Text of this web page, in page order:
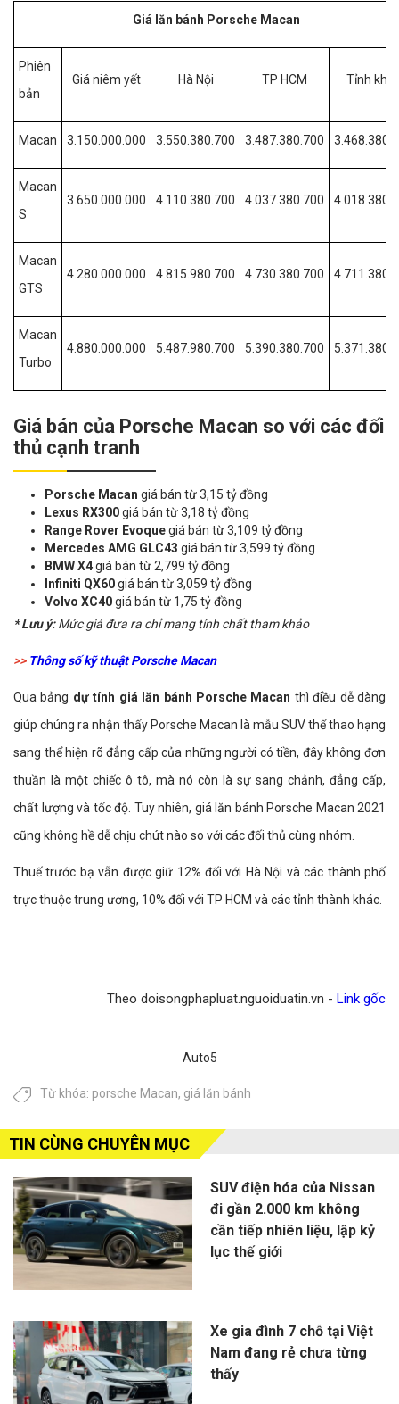
Giá lăn bánh Porsche Macan
Phiên
bản
Giá niêm yết Hà Nội TP HCM Tỉnh
Macan 3.150.000.000 3.550.380.700 3.487.380.700
Macan
S
3.650.000.000 4.110.380.700 4.037.380.700
Macan
GTS
4.280.000.000 4.815.980.700 4.730.380.700
Macan
Turbo
4.880.000.000 5.487.980.700 5.390.380.700
Giá bán của Porsche Macan so với các đối
thủ cạnh tranh
Porsche Macan giá bán từ 3,15 tỷ đồng
Lexus RX300giá bán từ 3,18 tỷ đồng
Range Rover Evoquegiá bán từ 3,109 tỷ đồng
Mercedes AMG GLC43 giá bán từ 3,599 tỷ đồng
BMW X4giá bán từ 2,799 tỷ đồng
Infiniti QX60giá bán từ 3,059 tỷ đồng
Volvo XC40giá bán từ 1,75 tỷ đồng
* Lưu ý:Mức giá đưa ra chỉ mang tính chất tham khảo
>> Thông số kỹ thuật Porsche Macan
Qua bảng dự tính giá lăn bánh Porsche Macan thì điều dễ dàng
giúp chúng ra nhận thấy Porsche Macan là mẫu SUV thể thao hạng
sang thể hiện rõ đẳng cấp của những người có tiền, đây không đơn
thuần là một chiếc ô tô, mà nó còn là sự sang chảnh, đẳng cấp,
chất lượng và tốc độ. Tuy nhiên, giá lăn bánh Porsche Macan 2021
cũng không hề dễ chịu chút nào so với các đối thủ cùng nhóm.
Thuế trước bạ vẫn được giữ 12% đối với Hà Nội và các thành phố
trực thuộc trung ương, 10% đối với TP HCM và các tỉnh thành khác.
Theo doisongphapluat.nguoiduatin.vn - Link gốc
Auto5
Từ khóa: porsche Macan, giá lăn bánh
TIN CÙNG CHUYÊN MỤC
SUV điện hóa của Nissan
đi gần 2.000 km không
cần tiếp nhiên liệu, lập kỷ
lục thế giới
Xe gia đình 7 chỗ tại Việt
Nam đang rẻ chưa từng
thấy